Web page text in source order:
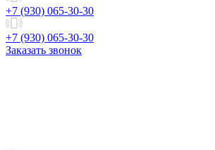
+7 (930) 065-30-30
+7 (930) 065-30-30
Заказать звонок